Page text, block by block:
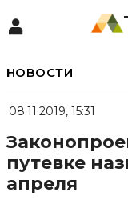
НОВОСТИ
08.11.2019, 15:31
путевке
апреля